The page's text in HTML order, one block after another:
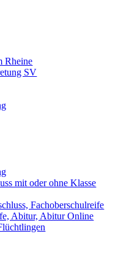
Rheine
SV
mit oder ohne Klasse
Fachoberschulreife
Abitur, Abitur Online